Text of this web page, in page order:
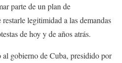
parte de un plan de
legitimidad a las demandas
de hoy y de años atrás.
al gobierno de Cuba, presidido por